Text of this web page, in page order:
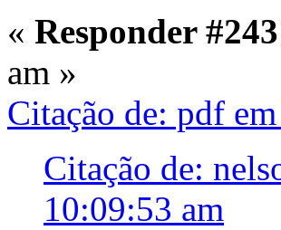
« Responder
am »
Citação de: pdf
Citação de:
10:09:53 am